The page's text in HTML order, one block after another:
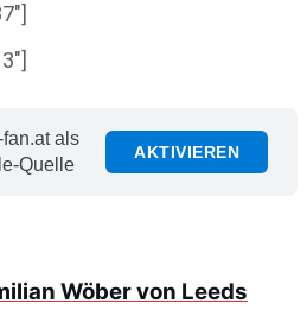
als
Quelle
AKTIVIEREN
Wöber von Leeds